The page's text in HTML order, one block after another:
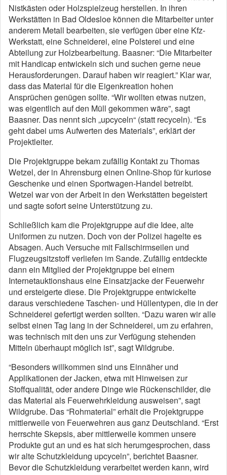
Nistkästen oder Holzspielzeug herstellen. In ihren
Werkstätten in Bad Oldesloe können die Mitarbeiter unter
anderem Metall bearbeiten, sie verfügen über eine Kfz-
Werkstatt, eine Schneiderei, eine Polsterei und eine
Abteilung zur Holzbearbeitung. Baasner: “Die Mitarbeiter
mit Handicap entwickeln sich und suchen gerne neue
Herausforderungen. Darauf haben wir reagiert.” Klar war,
dass das Material für die Eigenkreation hohen
Ansprüchen genügen sollte. “Wir wollten etwas nutzen,
was eigentlich auf den Müll gekommen wäre”, sagt
Baasner. Das nennt sich „upcyceln“ (statt recyceln). “Es
geht dabei ums Aufwerten des Materials”, erklärt der
Projektleiter.
Die Projektgruppe bekam zufällig Kontakt zu Thomas
Wetzel, der in Ahrensburg einen Online-Shop für kuriose
Geschenke und einen Sportwagen-Handel betreibt.
Wetzel war von der Arbeit in den Werkstätten begeistert
und sagte sofort seine Unterstützung zu.
Schließlich kam die Projektgruppe auf die Idee, alte
Uniformen zu nutzen. Doch von der Polizei hagelte es
Absagen. Auch Versuche mit Fallschirmseilen und
Flugzeugsitzstoff verliefen im Sande. Zufällig entdeckte
dann ein Mitglied der Projektgruppe bei einem
Internetauktionshaus eine Einsatzjacke der Feuerwehr
und ersteigerte diese. Die Projektgruppe entwickelte
daraus verschiedene Taschen- und Hüllentypen, die in der
Schneiderei gefertigt werden sollten. “Dazu waren wir alle
selbst einen Tag lang in der Schneiderei, um zu erfahren,
was technisch mit den uns zur Verfügung stehenden
Mitteln überhaupt möglich ist”, sagt Wildgrube.
“Besonders willkommen sind uns Einnäher und
Applikationen der Jacken, etwa mit Hinweisen zur
Stoffqualität, oder andere Dinge wie Rückenschilder, die
das Material als Feuerwehrkleidung ausweisen”, sagt
Wildgrube. Das “Rohmaterial” erhält die Projektgruppe
mittlerweile von Feuerwehren aus ganz Deutschland. “Erst
herrschte Skepsis, aber mittlerweile kommen unsere
Produkte gut an und es hat sich herumgesprochen, dass
wir alte Schutzkleidung upcyceln”, berichtet Baasner.
Bevor die Schutzkleidung verarbeitet werden kann, wird